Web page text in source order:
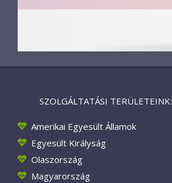
SZOLGÁLTATÁSI TERÜLETEINK:
Amerikai Egyesült Államok
Egyesült Királyság
Olaszország
Magyarország